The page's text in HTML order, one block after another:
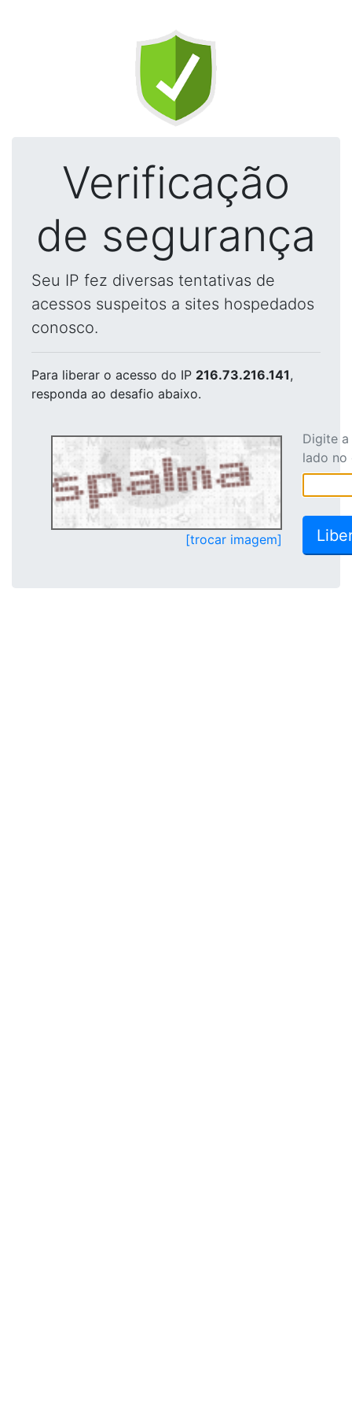
Verificação
de segurança
Seu IP fez diversas tentativas de
acessos suspeitos a sites hospedados
conosco.
Para liberar o acesso do IP 216.73.216.141,
responda ao desafio abaixo.
[trocar imagem]
Digite
lado no